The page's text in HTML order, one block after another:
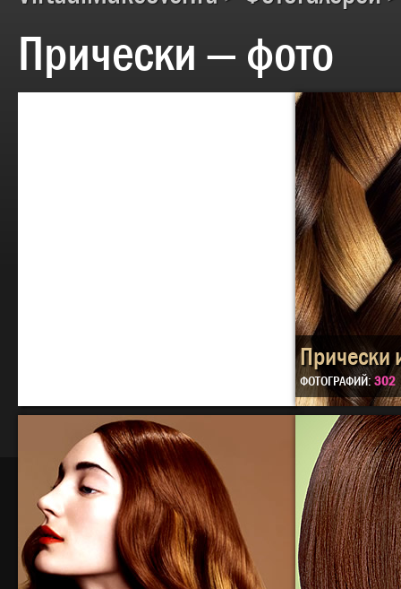
Прически — фото
Прически
ФОТОГРАФИЙ:302